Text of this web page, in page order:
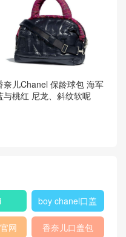
奈儿Chanel 保龄球包 海军
与桃红 尼龙、斜纹软呢
boy chanel口盖
包
网
香奈儿口盖包